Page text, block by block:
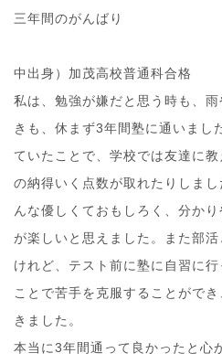
三年間のがんばり
荒川緑
中出身）加茂高校普通科合格
私は、勉強が嫌だと思う時も、
きも、休まず3年間塾に通いまし
ていたことで、学校では友達に
の納得いく点数が取れたりしま
んな優しくておもしろく、分か
が楽しいと思えました。また部
けれど、テスト前に塾に自習に
ことで苦手を克服することがで
きました。
本当に3年間通って良かったと心